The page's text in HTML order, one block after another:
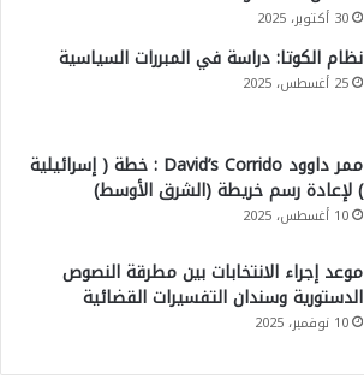
30 أكتوبر، 2025
نظام الكوتا: دراسة في المبررات السياسية
25 أغسطس، 2025
ممر داوود David’s Corrido : خطة ( إسرائيلية
) لإعادة رسم خريطة (الشرق الأوسط)
10 أغسطس، 2025
موعد إجراء الانتخابات بين مطرقة النصوص
الدستورية وسندان التفسيرات القضائية
10 نوفمبر، 2025